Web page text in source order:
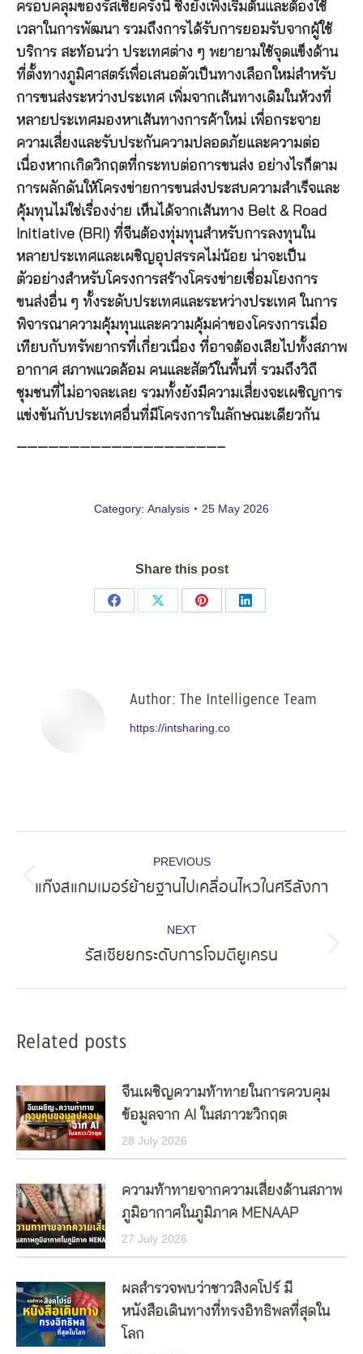
ครอบคลุมของรัสเซียครั้งนี้ ซึ่งยังเพิ่งเริ่มต้นและต้องใช้
เวลาในการพัฒนา รวมถึงการได้รับการยอมรับจากผู้ใช้
บริการ สะท้อนว่า ประเทศต่าง ๆ พยายามใช้จุดแข็งด้าน
ที่ตั้งทางภูมิศาสตร์เพื่อเสนอตัวเป็นทางเลือกใหม่สำหรับ
การขนส่งระหว่างประเทศ เพิ่มจากเส้นทางเดิมในห้วงที่
หลายประเทศมองหาเส้นทางการค้าใหม่ เพื่อกระจาย
ความเสี่ยงและรับประกันความปลอดภัยและความต่อ
เนื่องหากเกิดวิกฤตที่กระทบต่อการขนส่ง อย่างไรก็ตาม
การผลักดันให้โครงข่ายการขนส่งประสบความสำเร็จและ
คุ้มทุนไม่ใช่เรื่องง่าย เห็นได้จากเส้นทาง Belt & Road
Initiative (BRI) ที่จีนต้องทุ่มทุนสำหรับการลงทุนใน
หลายประเทศและเผชิญอุปสรรคไม่น้อย น่าจะเป็น
ตัวอย่างสำหรับโครงการสร้างโครงข่ายเชื่อมโยงการ
ขนส่งอื่น ๆ ทั้งระดับประเทศและระหว่างประเทศ ในการ
พิจารณาความคุ้มทุนและความคุ้มค่าของโครงการเมื่อ
เทียบกับทรัพยากรที่เกี่ยวเนื่อง ที่อาจต้องเสียไปทั้งสภาพ
อากาศ สภาพแวดล้อม คนและสัตว์ในพื้นที่ รวมถึงวิถี
ชุมชนที่ไม่อาจละเลย รวมทั้งยังมีความเสี่ยงจะเผชิญการ
แข่งขันกับประเทศอื่นที่มีโครงการในลักษณะเดียวกัน
———————————————————–
Category: Analysis 25 May 2026
Share this post
Share
Share
Share
Share
Author: The Intelligence Team
https://intsharing.co
navigation
PREVIOUS
Previous
แก๊งสแกมเมอร์ย้ายฐานไปเคลื่อนไหวในศรีลังกา
NEXT
Next
รัสเซียยกระดับการโจมตียูเครน
Related posts
จีนเผชิญความท้าทายในการควบคุม
ข้อมูลจาก AI ในสภาวะวิกฤต
28 July 2026
ความท้าทายจากความเสี่ยงด้านสภาพ
ภูมิอากาศในภูมิภาค MENAAP
27 July 2026
ผลสำรวจพบว่าชาวสิงคโปร์ มี
หนังสือเดินทางที่ทรงอิทธิพลที่สุดใน
โลก